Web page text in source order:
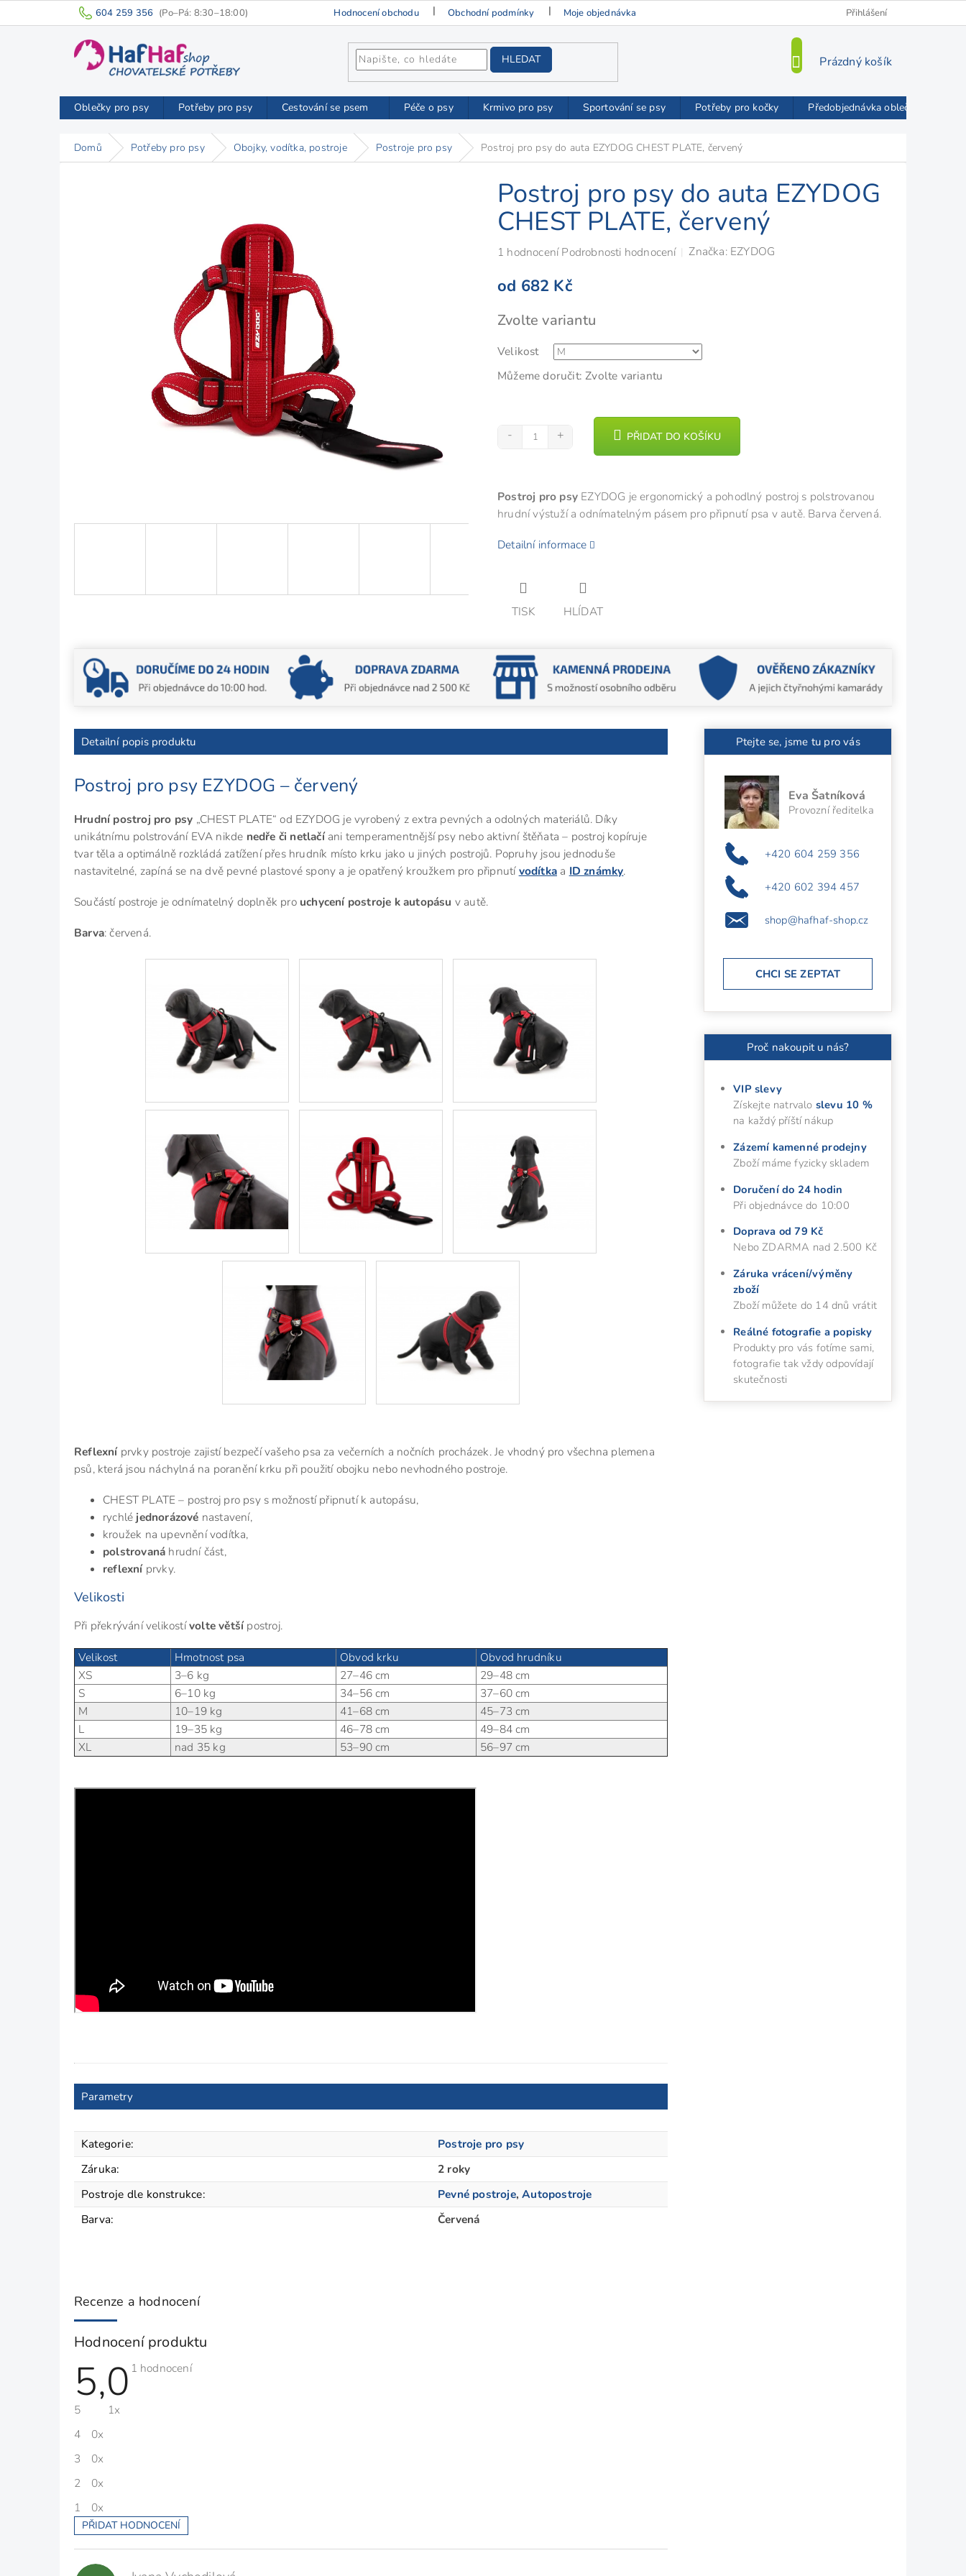
na
604 259 356 Hodnocení obchodu Obchodní podmínky Moje objednávka VIP Slevy
Přihlášení
HLEDAT
NÁKUPNÍ
Prázdný košík
Oblečky pro psy Potřeby pro psy Cestování se psem Péče o psy Krmivo pro psy Sportování se psy Potřeby pro kočky Předobjednávka oblečků FMD
Domů Potřeby pro psy Obojky, vodítka, postroje Postroje pro psy Postroj pro psy do auta EZYDOG CHEST PLATE, červený
Postroj pro psy do auta EZYDOG
CHEST PLATE, červený
Průměrné
produktu
5,0
5
hvězdiček.
1 hodnocení Podrobnosti hodnocení Značka: EZYDOG
od 682 Kč
Měrná
Zvolte variantu
Velikost
Můžeme doručit: Zvolte variantu
PŘIDAT DO KOŠÍKU
Postroj pro psy EZYDOG je ergonomický a pohodlný postroj s polstrovanou
hrudní výstuží a odnímatelným pásem pro připnutí psa v autě. Barva červená.
Detailní informace
TISK HLÍDAT
Detailní popis produktu
Postroj pro psy EZYDOG – červený
Hrudní postroj pro psy „CHEST PLATE“ od EZYDOG je vyrobený z extra pevných a odolných materiálů. Díky
unikátnímu polstrování EVA nikde nedře či netlačíani temperamentnější psy nebo aktivní štěňata – postroj kopíruje
tvar těla a optimálně rozkládá zatížení přes hrudník místo krku jako u jiných postrojů. Popruhy jsou jednoduše
nastavitelné, zapíná se na dvě pevné plastové spony a je opatřený kroužkem pro připnutívodítka a ID známky.
Součástí postroje je odnímatelný doplněk pro uchycení postroje k autopásu v autě.
Barva: červená.
Reflexníprvky postroje zajistí bezpečí vašeho psa za večerních a nočních procházek. Je vhodný pro všechna plemena
psů, která jsou náchylná na poranění krku při použití obojku nebo nevhodného postroje.
CHEST PLATE – postroj pro psy s možností připnutí k autopásu,
rychlé jednorázové nastavení,
kroužek na upevnění vodítka,
polstrovaná hrudní část,
reflexní prvky.
Velikosti
Při překrývání velikostívolte většípostroj.
Velikost Hmotnost psa Obvod krku
Obvod hrudníku
XS
3–6 kg 27–46 cm
29–48 cm
S
6–10 kg 34–56 cm
37–60 cm
M
10–19 kg 41–68 cm
45–73 cm
L
19–35 kg 46–78 cm
49–84 cm
XL
nad 35 kg 53–90 cm 56–97 cm
Parametry
Kategorie:
Postroje pro psy
Záruka:
2 roky
Postroje dle konstrukce: Pevné postroje,Autopostroje
Barva: Červená
Recenze a hodnocení
Hodnocení produktu
5,0 Průměrné
1 hodnocení
5
1x
4
0x
3
0x
2
0x
1
0x
PŘIDAT HODNOCENÍ
V
ý
p
Ptejte se, jsme tu pro vás
Eva Šatníková
Provozní ředitelka
+420 604 259 356
+420 602 394 457
shop@hafhaf-shop.cz
CHCI SE ZEPTAT
Proč nakoupit u nás?
VIP slevy
Získejte natrvalo slevu 10 %
na každý příští nákup
Zázemí kamenné prodejny
Zboží máme fyzicky skladem
Doručení do 24 hodin
Při objednávce do 10:00
Doprava od 79 Kč
Nebo ZDARMA nad 2.500 Kč
Záruka vrácení/výměny
zboží
Zboží můžete do 14 dnů vrátit
Reálné fotografie a popisky
Produkty pro vás fotíme sami,
fotografie tak vždy odpovídají
skutečnosti